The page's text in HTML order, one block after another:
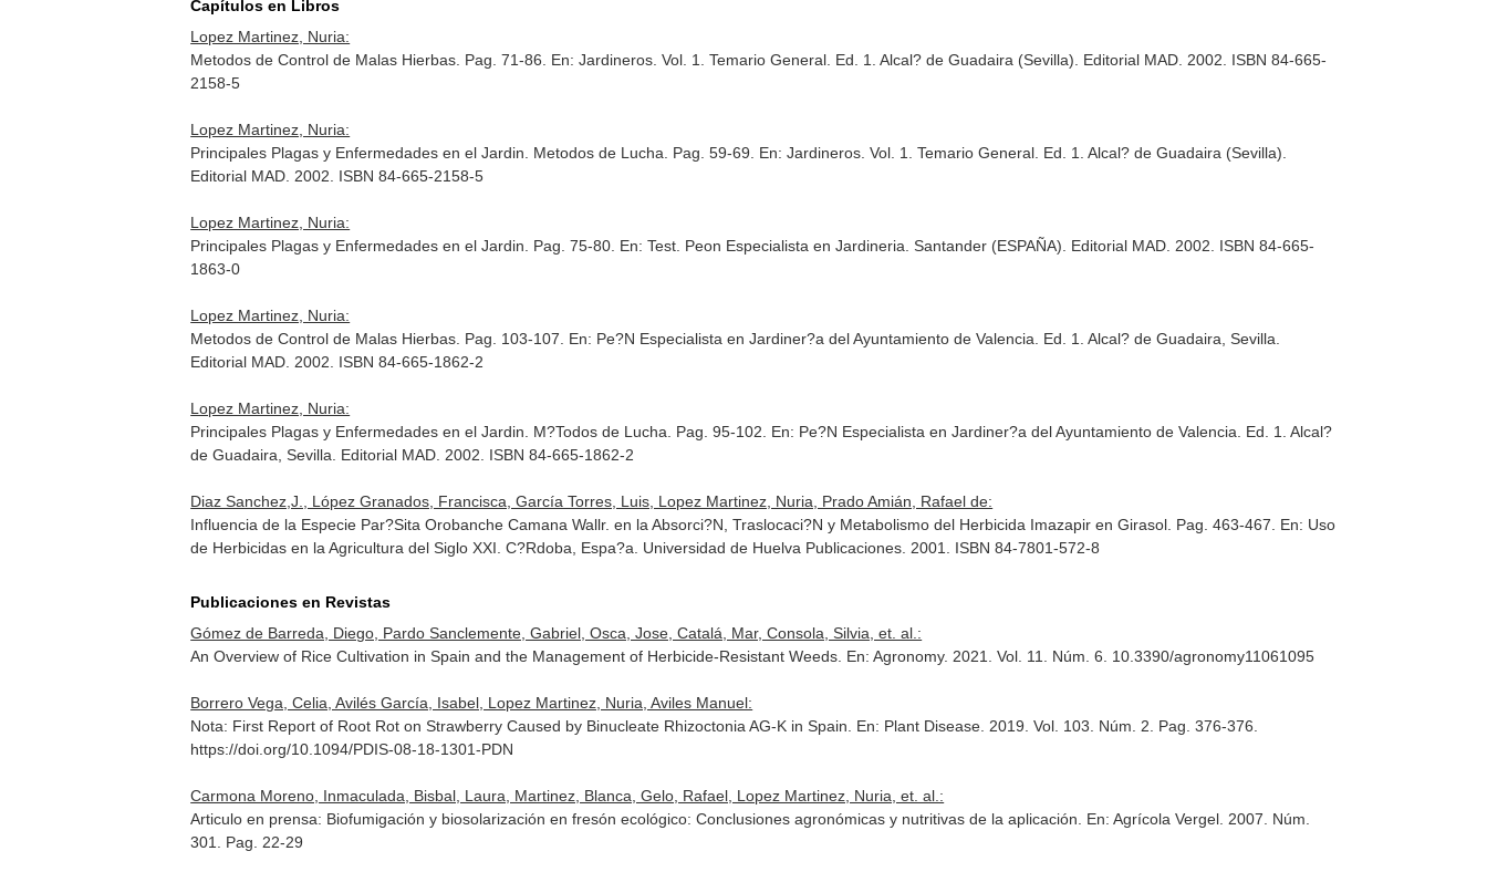
Capítulos en Libros
Lopez Martinez, Nuria:
Metodos de Control de Malas Hierbas. Pag. 71-86. En: Jardineros. Vol. 1. Temario General . Ed. 1. Alcal? de Guadaira (Sevilla). Editorial MAD. 2002. ISBN 84-665-
2158-5
Lopez Martinez, Nuria:
Principales Plagas y Enfermedades en el Jardin. Metodos de Lucha. Pag. 59-69. En: Jardineros. Vol. 1. Temario General . Ed. 1. Alcal? de Guadaira (Sevilla).
Editorial MAD. 2002. ISBN 84-665-2158-5
Lopez Martinez, Nuria:
Principales Plagas y Enfermedades en el Jardin. Pag. 75-80. En: Test. Peon Especialista en Jardineria . Santander (ESPAÑA). Editorial MAD. 2002. ISBN 84-665-
1863-0
Lopez Martinez, Nuria:
Metodos de Control de Malas Hierbas. Pag. 103-107. En: Pe?N Especialista en Jardiner?a del Ayuntamiento de Valencia . Ed. 1. Alcal? de Guadaira, Sevilla.
Editorial MAD. 2002. ISBN 84-665-1862-2
Lopez Martinez, Nuria:
Principales Plagas y Enfermedades en el Jardin. M?Todos de Lucha. Pag. 95-102. En: Pe?N Especialista en Jardiner?a del Ayuntamiento de Valencia . Ed. 1. Alcal?
de Guadaira, Sevilla. Editorial MAD. 2002. ISBN 84-665-1862-2
Diaz Sanchez,J., López Granados, Francisca, García Torres, Luis, Lopez Martinez, Nuria, Prado Amián, Rafael de:
Influencia de la Especie Par?Sita Orobanche Camana Wallr. en la Absorci?N, Traslocaci?N y Metabolismo del Herbicida Imazapir en Girasol. Pag. 463-467. En: Uso
de Herbicidas en la Agricultura del Siglo XXI . C?Rdoba, Espa?a. Universidad de Huelva Publicaciones. 2001. ISBN 84-7801-572-8
Publicaciones en Revistas
Gómez de Barreda, Diego, Pardo Sanclemente, Gabriel, Osca, Jose, Catalá, Mar, Consola, Silvia, et. al.:
An Overview of Rice Cultivation in Spain and the Management of Herbicide-Resistant Weeds. En: Agronomy. 2021. Vol. 11. Núm. 6. 10.3390/agronomy11061095
Borrero Vega, Celia, Avilés García, Isabel, Lopez Martinez, Nuria, Aviles Manuel:
Nota: First Report of Root Rot on Strawberry Caused by Binucleate Rhizoctonia AG-K in Spain. En: Plant Disease . 2019. Vol. 103. Núm. 2. Pag. 376-376.
https://doi.org/10.1094/PDIS-08-18-1301-PDN
Carmona Moreno, Inmaculada, Bisbal, Laura, Martinez, Blanca, Gelo, Rafael, Lopez Martinez, Nuria, et. al.:
Articulo en prensa: Biofumigación y biosolarización en fresón ecológico: Conclusiones agronómicas y nutritivas de la aplicación. En: Agrícola Vergel . 2007. Núm.
301. Pag. 22-29